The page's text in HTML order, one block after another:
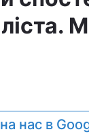
нас в